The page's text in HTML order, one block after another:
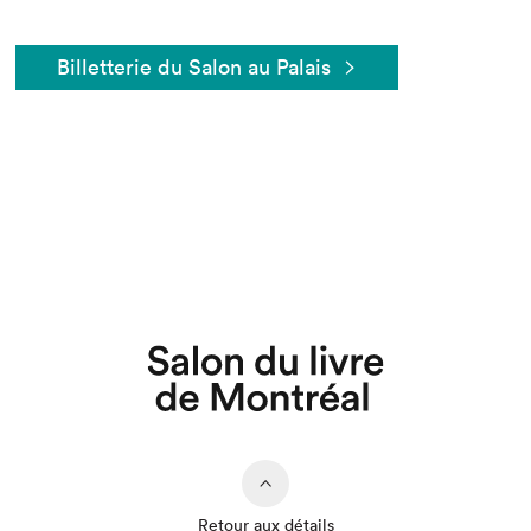
Billetterie du Salon au Palais
Retour aux détails